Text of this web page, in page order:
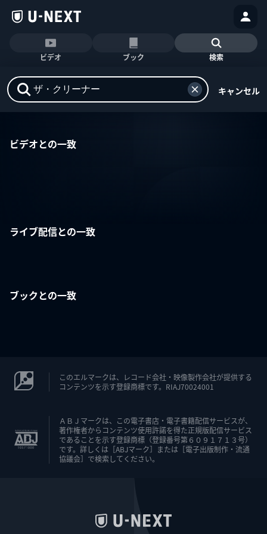
ビデオ ブック 検索
キャンセル
ビデオとの一致
ライブ配信との一致
ブックとの一致
このエルマークは、レコード会社・映像製作会社が提供する
コンテンツを示す登録商標です。RIAJ70024001
ＡＢＪマークは、この電子書店・電子書籍配信サービスが、
著作権者からコンテンツ使用許諾を得た正規版配信サービス
であることを示す登録商標（登録番号第６０９１７１３号）
です。詳しくは［ABJマーク］または［電子出版制作・流通
協議会］で検索してください。